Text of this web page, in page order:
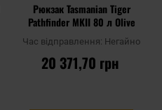
Рюкзак Tasmanian Tiger
Pathfinder MKII 80 л Olive
Час відправлення: Негайно
20 371,70 грн